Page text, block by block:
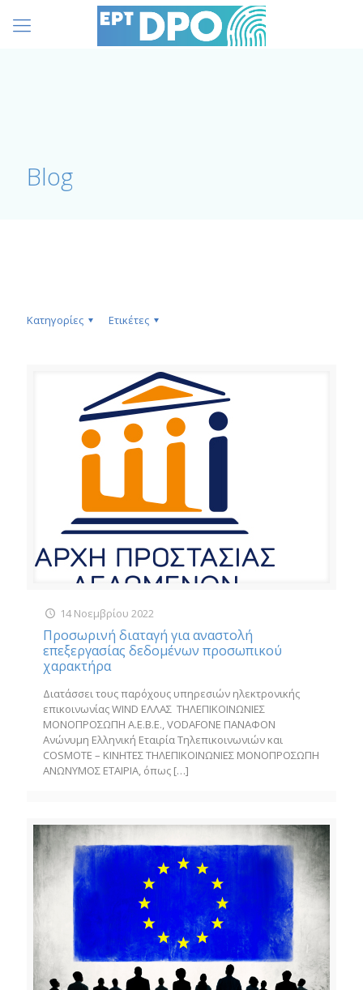
Blog
Κατηγορίες Ετικέτες
14 Νοεμβρίου 2022
Προσωρινή διαταγή για αναστολή
επεξεργασίας δεδομένων προσωπικού
χαρακτήρα
Διατάσσει τους παρόχους υπηρεσιών ηλεκτρονικής
επικοινωνίας WIND ΕΛΛΑΣ ΤΗΛΕΠΙΚΟΙΝΩΝΙΕΣ
ΜΟΝΟΠΡΟΣΩΠΗ Α.Ε.Β.Ε., VODAFONE ΠΑΝΑΦΟΝ
Ανώνυμη Ελληνική Εταιρία Τηλεπικοινωνιών και
COSMOTE – ΚΙΝΗΤΕΣ ΤΗΛΕΠΙΚΟΙΝΩΝΙΕΣ ΜΟΝΟΠΡΟΣΩΠΗ
ΑΝΩΝΥΜΟΣ ΕΤΑΙΡΙΑ, όπως […]